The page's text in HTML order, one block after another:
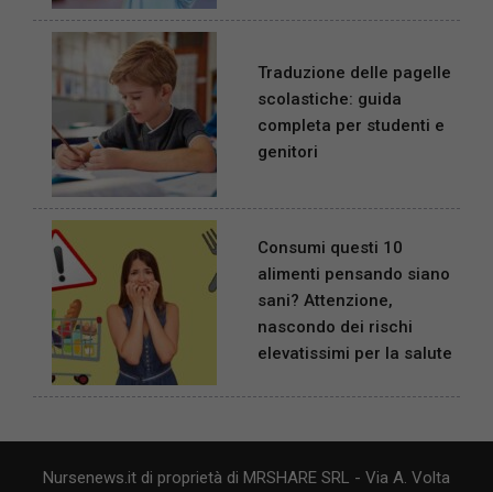
Traduzione delle pagelle
scolastiche: guida
completa per studenti e
genitori
Consumi questi 10
alimenti pensando siano
sani? Attenzione,
nascondo dei rischi
elevatissimi per la salute
Nursenews.it di proprietà di MRSHARE SRL - Via A. Volta